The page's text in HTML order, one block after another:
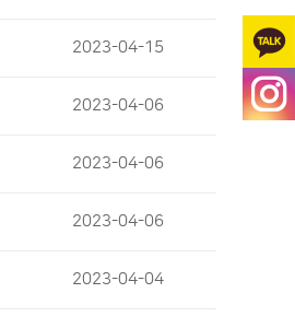
2023-04-15
2023-04-06
2023-04-06
2023-04-06
2023-04-04